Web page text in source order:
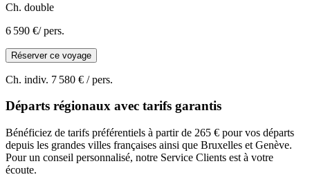
Ch. double
6 590 €/ pers.
Réserver ce voyage
Ch. indiv. 7 580 € / pers.
Départs régionaux avec tarifs garantis
Bénéficiez de tarifs préférentiels à partir de 265 € pour vos départs
depuis les grandes villes françaises ainsi que Bruxelles et Genève.
Pour un conseil personnalisé, notre Service Clients est à votre
écoute.